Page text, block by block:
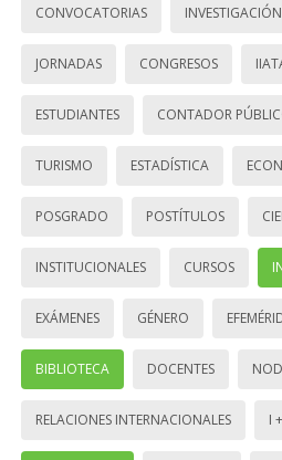
CONVOCATORIAS INVESTIGACIÓN
JORNADAS CONGRESOS
ESTUDIANTES CONTADOR
TURISMO ESTADÍSTICA
POSGRADO POSTÍTULOS
INSTITUCIONALES CURSOS
EXÁMENES GÉNERO
BIBLIOTECA DOCENTES
RELACIONES INTERNACIONALES I